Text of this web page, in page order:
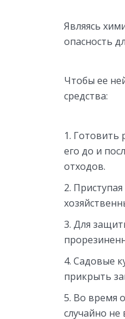
Являясь
опасность
Чтобы ее
средства:
Готовить
его до и
отходов.
Для
Садовые
прикрыть
Во время
случайно